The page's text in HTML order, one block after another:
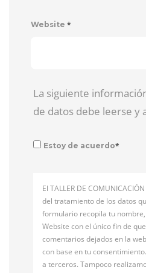
Website *
La siguiente
de datos debe leerse y
Estoy de acuerdo*
El TALLER DE
del tratamiento de los datos
formulario recopila tu
Website con el único fin de
comentarios dejados en la
con base en tu
a terceros. Tampoco